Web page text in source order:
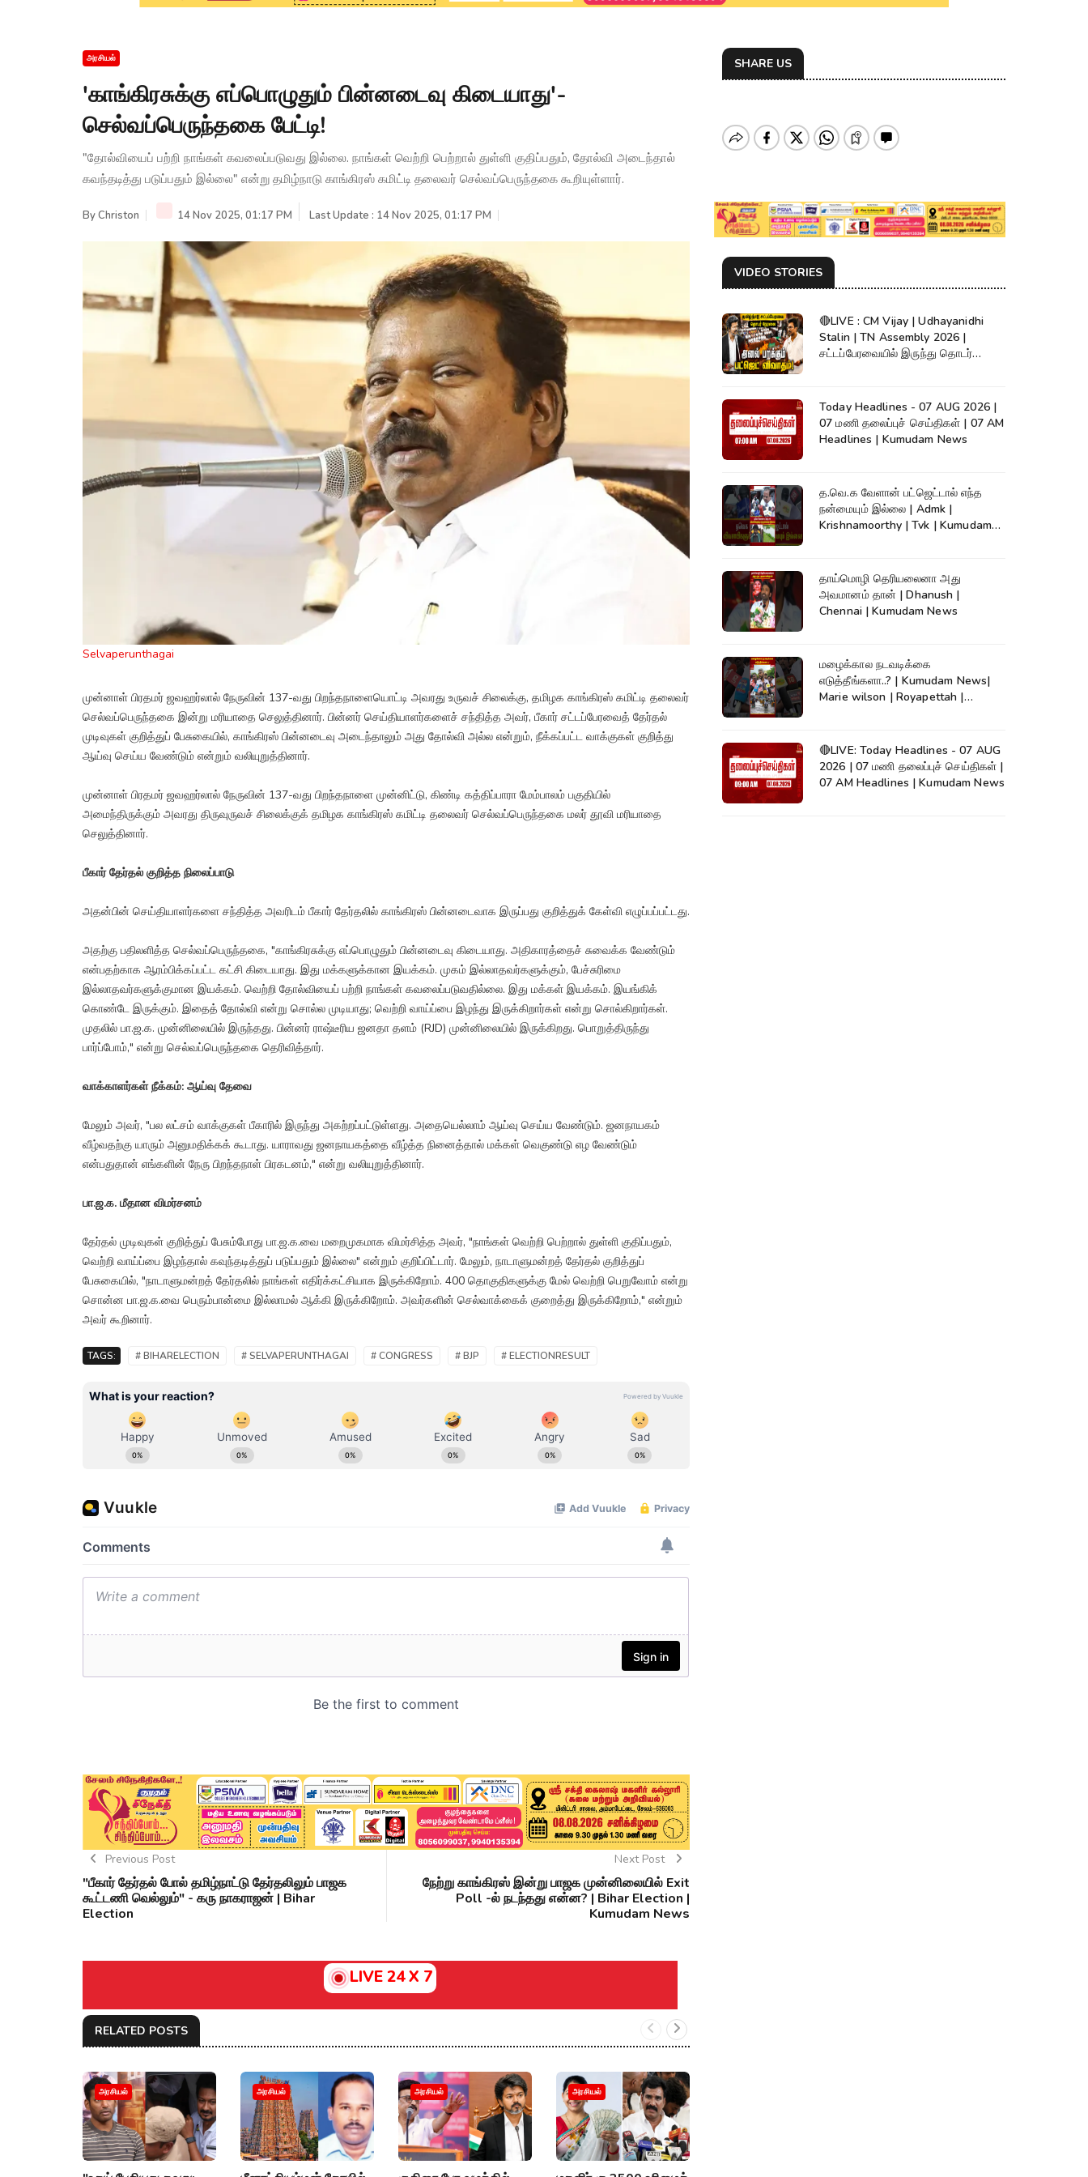
அரசியல்
'காங்கிரசுக்கு எப்பொழுதும் பின்னடைவு கிடையாது'-
செல்வப்பெருந்தகை பேட்டி!
"தோல்வியைப் பற்றி நாங்கள் கவலைப்படுவது இல்லை. நாங்கள் வெற்றி பெற்றால் துள்ளி குதிப்பதும், தோல்வி அடைந்தால்
கவந்தடித்து படுப்பதும் இல்லை" என்று தமிழ்நாடு காங்கிரஸ் கமிட்டி தலைவர் செல்வப்பெருந்தகை கூறியுள்ளார்.
ByChriston 14 Nov 2025, 01:17 PM Last Update : 14 Nov 2025, 01:17 PM
Selvaperunthagai
முன்னாள் பிரதமர் ஜவஹர்லால் நேருவின் 137-வது பிறந்தநாளையொட்டி அவரது உருவச் சிலைக்கு, தமிழக காங்கிரஸ் கமிட்டி தலைவர்
செல்வப்பெருந்தகை இன்று மரியாதை செலுத்தினார். பின்னர் செய்தியாளர்களைச் சந்தித்த அவர், பீகார் சட்டப்பேரவைத் தேர்தல்
முடிவுகள் குறித்துப் பேசுகையில், காங்கிரஸ் பின்னடைவு அடைந்தாலும் அது தோல்வி அல்ல என்றும், நீக்கப்பட்ட வாக்குகள் குறித்து
ஆய்வு செய்ய வேண்டும் என்றும் வலியுறுத்தினார்.
முன்னாள் பிரதமர் ஜவஹர்லால் நேருவின் 137-வது பிறந்தநாளை முன்னிட்டு, கிண்டி கத்திப்பாரா மேம்பாலம் பகுதியில்
அமைந்திருக்கும் அவரது திருவுருவச் சிலைக்குக் தமிழக காங்கிரஸ் கமிட்டி தலைவர் செல்வப்பெருந்தகை மலர் தூவி மரியாதை
செலுத்தினார்.
பீகார் தேர்தல் குறித்த நிலைப்பாடு
அதன்பின் செய்தியாளர்களை சந்தித்த அவரிடம் பீகார் தேர்தலில் காங்கிரஸ் பின்னடைவாக இருப்பது குறித்துக் கேள்வி எழுப்பப்பட்டது.
அதற்கு பதிலளித்த செல்வப்பெருந்தகை, "காங்கிரசுக்கு எப்பொழுதும் பின்னடைவு கிடையாது. அதிகாரத்தைச் சுவைக்க வேண்டும்
என்பதற்காக ஆரம்பிக்கப்பட்ட கட்சி கிடையாது. இது மக்களுக்கான இயக்கம். முகம் இல்லாதவர்களுக்கும், பேச்சுரிமை
இல்லாதவர்களுக்குமான இயக்கம். வெற்றி தோல்வியைப் பற்றி நாங்கள் கவலைப்படுவதில்லை. இது மக்கள் இயக்கம். இயங்கிக்
கொண்டே இருக்கும். இதைத் தோல்வி என்று சொல்ல முடியாது; வெற்றி வாய்ப்பை இழந்து இருக்கிறார்கள் என்று சொல்கிறார்கள்.
முதலில் பா.ஜ.க. முன்னிலையில் இருந்தது. பின்னர் ராஷ்டீரிய ஜனதா தளம் (RJD) முன்னிலையில் இருக்கிறது. பொறுத்திருந்து
பார்ப்போம்," என்று செல்வப்பெருந்தகை தெரிவித்தார்.
வாக்காளர்கள் நீக்கம்: ஆய்வு தேவை
மேலும் அவர், "பல லட்சம் வாக்குகள் பீகாரில் இருந்து அகற்றப்பட்டுள்ளது. அதையெல்லாம் ஆய்வு செய்ய வேண்டும். ஜனநாயகம்
வீழ்வதற்கு யாரும் அனுமதிக்கக் கூடாது. யாராவது ஜனநாயகத்தை வீழ்த்த நினைத்தால் மக்கள் வெகுண்டு எழ வேண்டும்
என்பதுதான் எங்களின் நேரு பிறந்தநாள் பிரகடனம்," என்று வலியுறுத்தினார்.
பா.ஜ.க. மீதான விமர்சனம்
தேர்தல் முடிவுகள் குறித்துப் பேசும்போது பா.ஜ.க.வை மறைமுகமாக விமர்சித்த அவர், "நாங்கள் வெற்றி பெற்றால் துள்ளி குதிப்பதும்,
வெற்றி வாய்ப்பை இழந்தால் கவுந்தடித்துப் படுப்பதும் இல்லை" என்றும் குறிப்பிட்டார். மேலும், நாடாளுமன்றத் தேர்தல் குறித்துப்
பேசுகையில், "நாடாளுமன்றத் தேர்தலில் நாங்கள் எதிர்க்கட்சியாக இருக்கிறோம். 400 தொகுதிகளுக்கு மேல் வெற்றி பெறுவோம் என்று
சொன்ன பா.ஜ.க.வை பெரும்பான்மை இல்லாமல் ஆக்கி இருக்கிறோம். அவர்களின் செல்வாக்கைக் குறைத்து இருக்கிறோம்," என்றும்
அவர் கூறினார்.
TAGS: # BIHARELECTION # SELVAPERUNTHAGAI # CONGRESS # BJP # ELECTIONRESULT
Previous Post
"பீகார் தேர்தல் போல் தமிழ்நாட்டு தேர்தலிலும் பாஜக
கூட்டணி வெல்லும்" - கரு நாகராஜன் | Bihar
Election
Next Post
நேற்று காங்கிரஸ் இன்று பாஜக முன்னிலையில் Exit
Poll -ல் நடந்தது என்ன? | Bihar Election |
Kumudam News
LIVE 24 X 7
RELATED POSTS
அரசியல் அரசியல் அரசியல் அரசியல்
SHARE US
VIDEO STORIES
🔴LIVE : CM Vijay | Udhayanidhi
Stalin | TN Assembly 2026 |
சட்டப்பேரவையில் இருந்து தொடர்
Today Headlines - 07 AUG 2026 |
07 மணி தலைப்புச் செய்திகள் | 07 AM
Headlines | Kumudam News
த.வெ.க வேளான் பட்ஜெட்டால் எந்த
நன்மையும் இல்லை | Admk |
Krishnamoorthy | Tvk | Kumudam
தாய்மொழி தெரியலைனா அது
அவமானம் தான் | Dhanush |
Chennai | Kumudam News
மழைக்கால நடவடிக்கை
எடுத்தீங்களா..? | Kumudam News|
Marie wilson | Royapettah |
🔴LIVE: Today Headlines - 07 AUG
2026 | 07 மணி தலைப்புச் செய்திகள் |
07 AM Headlines | Kumudam News